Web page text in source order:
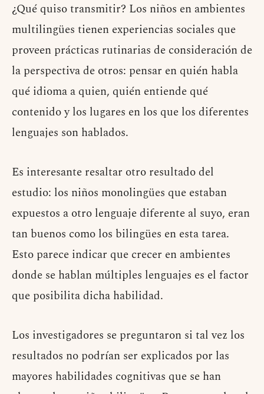
¿Qué quiso transmitir? Los niños en ambientes
multilingües tienen experiencias sociales que
proveen prácticas rutinarias de consideración de
la perspectiva de otros: pensar en quién habla
qué idioma a quien, quién entiende qué
contenido y los lugares en los que los diferentes
lenguajes son hablados.
Es interesante resaltar otro resultado del
estudio: los niños monolingües que estaban
expuestos a otro lenguaje diferente al suyo, eran
tan buenos como los bilingües en esta tarea.
Esto parece indicar que crecer en ambientes
donde se hablan múltiples lenguajes es el factor
que posibilita dicha habilidad.
Los investigadores se preguntaron si tal vez los
resultados no podrían ser explicados por las
mayores habilidades cognitivas que se han